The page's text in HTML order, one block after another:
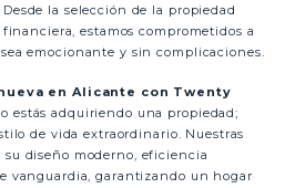
la selección de la propiedad
estamos comprometidos a
emocionante y sin complicaciones.
en Alicante con Twenty
estás adquiriendo una propiedad;
de vida extraordinario. Nuestras
su diseño moderno, eficiencia
vanguardia, garantizando un hogar